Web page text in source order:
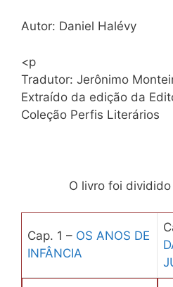
Autor: Daniel Halévy
<p
Tradutor: Jerônimo
Extraído da edição da
Coleção Perfis Literários
O livro foi
Cap. 1 – OS ANOS DE
INFÂNCIA